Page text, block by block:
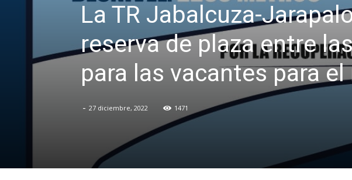
La TR Jabalcuza-
reserva de plaza entre
para las vacantes para
- 27 diciembre, 2022 1471